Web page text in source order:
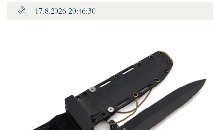
17.8.2026 20:46:30